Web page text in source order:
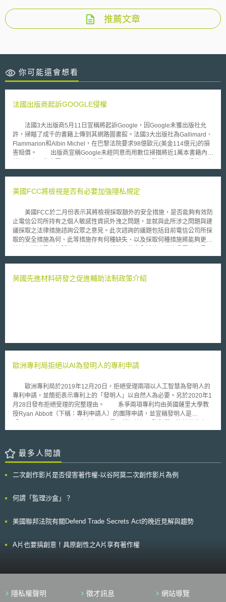
推薦文章
你可能還會想看
法國出版商起訴GOOGLE侵權
法國3大出版商5月11日宣稱將起訴Google，因Google未獲出版社允
許，掃瞄了成千的書籍上傳到其網路圖書館。法國3大出版社為Gallimard、
Flammarion和Albin Michel，在巴黎法院要求98億歐元(美金114億元)的損
害賠償。 出版商宣稱Google未經同意而用數位掃描將近1萬本書籍內容
出版社書籍就要付1000歐元損害賠償。 對此，Google回應，他們堅信
Google Book計畫符合法國法律和國際著作權法。 Google對出版商表
國的出版商La Martiniere，在2009年用同樣的爭議成功的起訴了Google，
在美國法院也推翻了Google掃描美國出版書籍內容的經營模式。
美國FCC將檢視是否有必要加強隱私規定
美國FCC於二月份表示其將檢視採取額外的安全措施，是否能夠有效防
止電信公司所持有之個人敏感性資訊外洩之問題，並就與此所涉之問題與建
議採取之法律措施諮詢公眾之意見。此次諮詢的議題包括目前電信公司所採
取的安全措施為何、此等措施存有何種缺失、以及採取何種措施將能夠更有
包括： (1) 由消費者設定密碼。 (2) 建立一套查驗機制，此一機制必須能夠
近使用人…等之資訊。 (3) 電信公司必須就客戶專有之網路資訊 (customer
英國先進材料研發之促進輔助法制政策介紹
歐洲專利局拒絕以AI為發明人的專利申請
歐洲專利局於2019年12月20日，拒絕受理兩項以人工智慧為發明人的
專利申請，並簡扼表示專利上的「發明人」以自然人為必要。另於2020年1
月28日發布拒絕受理的完整理由。 系爭兩項專利均由英國薩里大學教
授Ryan Abbott（下稱：專利申請人）的團隊申請，並宣稱發明人是
智慧，由Stephen Thaler教授發明並取得專利。專利申請人先於2019年7月
改以權利繼受人名義申請（Successor in Title）。專利申請人強調系爭申請
是由DABUS發明，且DABUS在人類判定前，即自我判定其想法具新穎性
利申請人認為該機器應可以被視為發明人，而機器的所有人則是該機器創造
露資訊、商業化和進行發明的動機。申請人進一步強調：承認機器為發明人
約》（European Patent Convention）Article 81, Rule 19 (1)駁回申請。歐
準，且許多法院曾經對此做過相應的判決。再者，專利申請必須強制指定發
明人，因為發明人需要承擔許多法律責任與義務，諸如取得專利權後衍生的
人。歐洲專利局表示，目前AI系統或者機器不具有權利，因為他們沒有如同
最多人閱讀
二次創作影片是否侵害著作權-以谷阿莫二次創作影片為例
何謂「監理沙盒」？
美國聯邦法院有關Defend Trade Secrets Act的晚近見解與趨勢
A片也要搞創意！具原創性之A片享有著作權
隱私權聲明 徵才訊息 網站導覽